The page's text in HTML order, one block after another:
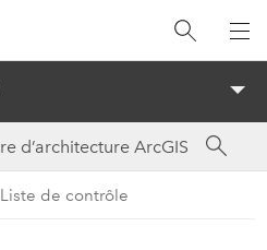
Liste de contrôle